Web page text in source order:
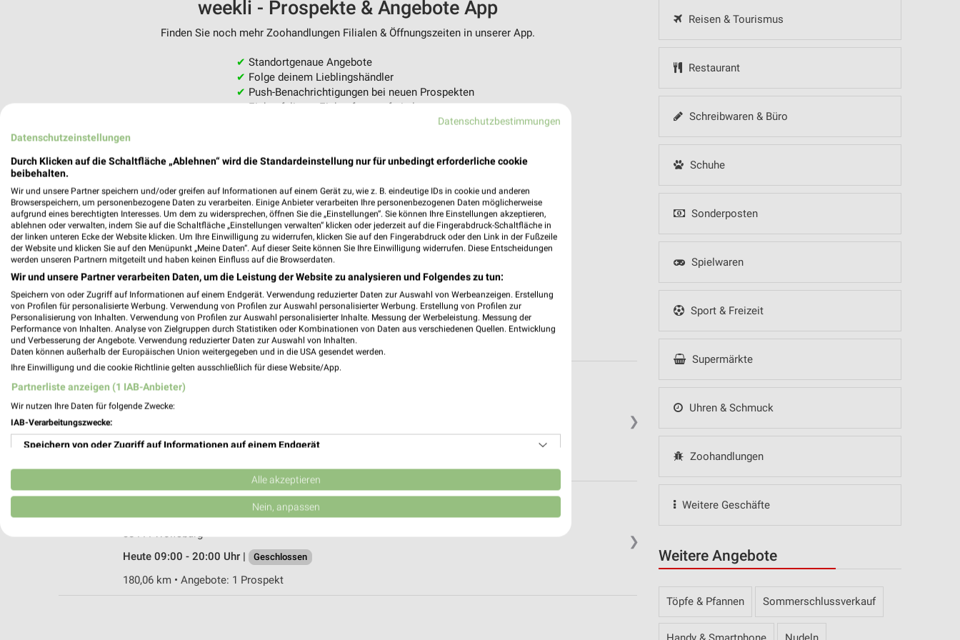
Reisen & Tourismus
Restaurant
Schreibwaren & Büro
Schuhe
Sonderposten
Spielwaren
Sport & Freizeit
Supermärkte
Uhren & Schmuck
Zoohandlungen
Weitere Geschäfte
Weitere Angebote
Töpfe & Pfannen Sommerschlussverkauf
weekli - Prospekte & Angebote App
Finden Sie noch mehr Zoohandlungen Filialen & Öffnungszeiten in unserer App.
✔ Standortgenaue Angebote
✔ Folge deinem Lieblingshändler
✔ Push-Benachrichtigungen bei neuen Prospekten
✔Einkaufsliste - Einkauf stressfrei planen
❯
Fressnapf XXL Wolfsburg
38446 Wolfsburg
Heute 09:00 - 20:00 Uhr | Geschlossen
❯
DAS FUTTERHAUS Wolfsburg
Brandgehäge 5
38444 Wolfsburg
Heute 09:00 - 20:00 Uhr |
Geschlossen
180,06 km • Angebote: 1 Prospekt
Datenschutzbestimmungen
Datenschutzeinstellungen
Durch Klicken auf die Schaltfläche „Ablehnen“ wird die Standardeinstellung nur für unbedingt erforderliche cookie
beibehalten.
Wir und unsere Partner speichern und/oder greifen auf Informationen auf einem Gerät zu, wie z. B. eindeutige IDs in cookie und anderen
Browserspeichern, um personenbezogene Daten zu verarbeiten. Einige Anbieter verarbeiten Ihre personenbezogenen Daten möglicherweise
aufgrund eines berechtigten Interesses. Um dem zu widersprechen, öffnen Sie die „Einstellungen“. Sie können Ihre Einstellungen akzeptieren,
ablehnen oder verwalten, indem Sie auf die Schaltfläche „Einstellungen verwalten“ klicken oder jederzeit auf die Fingerabdruck-Schaltfläche in
der linken unteren Ecke der Website klicken. Um Ihre Einwilligung zu widerrufen, klicken Sie auf den Fingerabdruck oder den Link in der Fußzeile
der Website und klicken Sie auf den Menüpunkt „Meine Daten“. Auf dieser Seite können Sie Ihre Einwilligung widerrufen. Diese Entscheidungen
werden unseren Partnern mitgeteilt und haben keinen Einfluss auf die Browserdaten.
Wir und unsere Partner verarbeiten Daten, um die Leistung der Website zu analysieren und Folgendes zu tun:
Speichern von oder Zugriff auf Informationen auf einem Endgerät. Verwendung reduzierter Daten zur Auswahl von Werbeanzeigen. Erstellung
von Profilen für personalisierte Werbung. Verwendung von Profilen zur Auswahl personalisierter Werbung. Erstellung von Profilen zur
Personalisierung von Inhalten. Verwendung von Profilen zur Auswahl personalisierter Inhalte. Messung der Werbeleistung. Messung der
Performance von Inhalten. Analyse von Zielgruppen durch Statistiken oder Kombinationen von Daten aus verschiedenen Quellen. Entwicklung
und Verbesserung der Angebote. Verwendung reduzierter Daten zur Auswahl von Inhalten.
Daten können außerhalb der Europäischen Union weitergegeben und in die USA gesendet werden.
Ihre Einwilligung und die cookie Richtlinie gelten ausschließlich für diese Website/App.
Partnerliste anzeigen (1 IAB-Anbieter)
Wir nutzen Ihre Daten für folgende Zwecke:
IAB-Verarbeitungszwecke:
Speichern von oder Zugriff auf Informationen auf einem Endgerät
Verwendung reduzierter Daten zur Auswahl von Werbeanzeigen
Erstellung von Profilen für personalisierte Werbung
Erstellung von Profilen zur Personalisierung von Inhalten
Alle akzeptieren
Nein, anpassen